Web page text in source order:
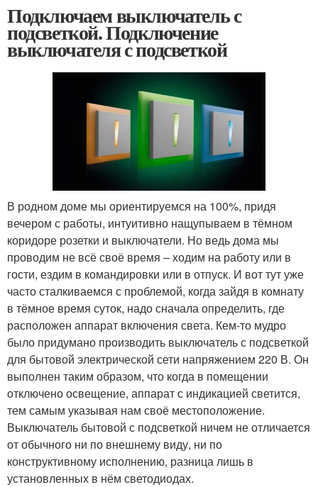
Подключаем выключатель с
подсветкой. Подключение
выключателя с подсветкой
В родном доме мы ориентируемся на 100%, придя
вечером с работы, интуитивно нащупываем в тёмном
коридоре розетки и выключатели. Но ведь дома мы
проводим не всё своё время – ходим на работу или в
гости, ездим в командировки или в отпуск. И вот тут уже
часто сталкиваемся с проблемой, когда зайдя в комнату
в тёмное время суток, надо сначала определить, где
расположен аппарат включения света. Кем-то мудро
было придумано производить выключатель с подсветкой
для бытовой электрической сети напряжением 220 В. Он
выполнен таким образом, что когда в помещении
отключено освещение, аппарат с индикацией светится,
тем самым указывая нам своё местоположение.
Выключатель бытовой с подсветкой ничем не отличается
от обычного ни по внешнему виду, ни по
конструктивному исполнению, разница лишь в
установленных в нём светодиодах.